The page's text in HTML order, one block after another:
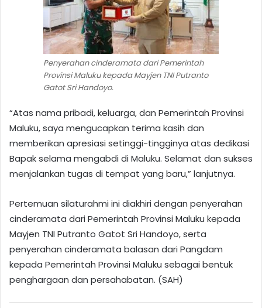
Penyerahan cinderamata dari Pemerintah
Provinsi Maluku kepada Mayjen TNI Putranto
Gatot Sri Handoyo.
“Atas nama pribadi, keluarga, dan Pemerintah Provinsi
Maluku, saya mengucapkan terima kasih dan
memberikan apresiasi setinggi-tingginya atas dedikasi
Bapak selama mengabdi di Maluku. Selamat dan sukses
menjalankan tugas di tempat yang baru,” lanjutnya.
Pertemuan silaturahmi ini diakhiri dengan penyerahan
cinderamata dari Pemerintah Provinsi Maluku kepada
Mayjen TNI Putranto Gatot Sri Handoyo, serta
penyerahan cinderamata balasan dari Pangdam
kepada Pemerintah Provinsi Maluku sebagai bentuk
penghargaan dan persahabatan. (SAH)